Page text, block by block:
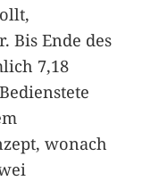
Bis Ende des
7,18
wonach